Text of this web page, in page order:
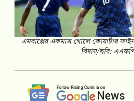
এমবাপ্পের একমাত্র গোলে কোয়ার্টার
বিদায়/ছবি: